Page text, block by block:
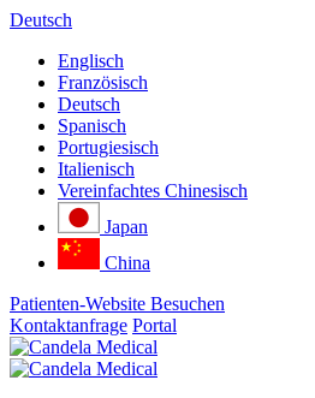
Deutsch
Englisch
Französisch
Deutsch
Spanisch
Portugiesisch
Italienisch
Vereinfachtes Chinesisch
Japan
China
Patienten-Website Besuchen
Kontaktanfrage Portal